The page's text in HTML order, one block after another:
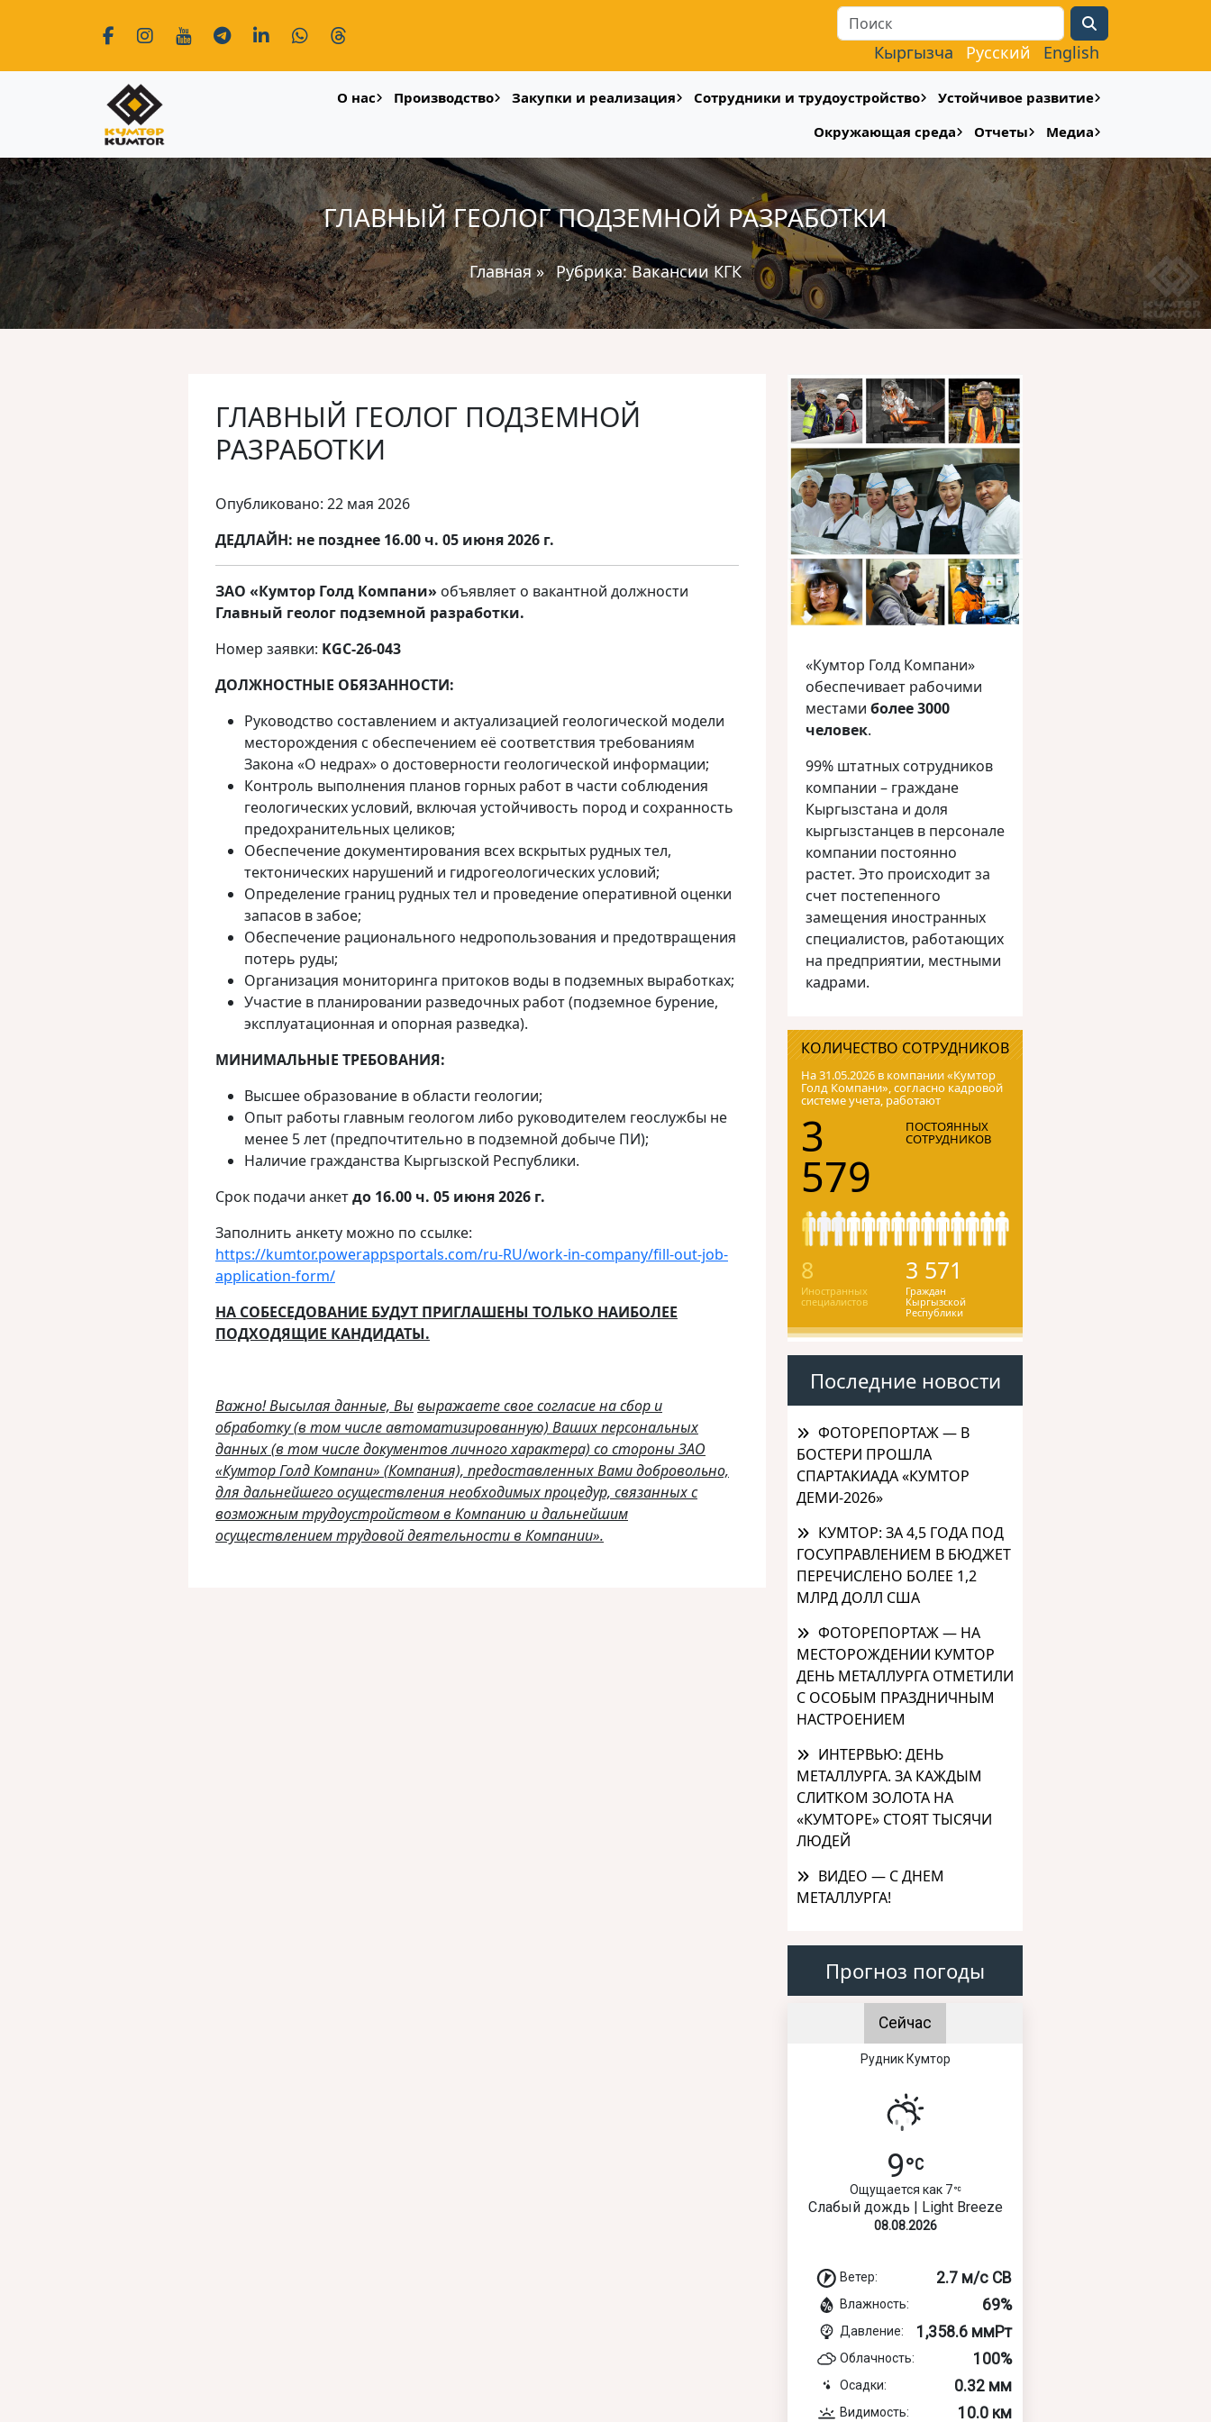
Search
Кыргызча Русский English
О нас Производство Закупки и реализация Сотрудники и трудоустройство
Устойчивое развитие
Окружающая среда
Отчеты Медиа
ГЛАВНЫЙ ГЕОЛОГ ПОДЗЕМНОЙ РАЗРАБОТКИ
Главная» Рубрика:Вакансии КГК
ГЛАВНЫЙ ГЕОЛОГ ПОДЗЕМНОЙ
РАЗРАБОТКИ
Опубликовано: 22 мая 2026
ДЕДЛАЙН: не позднее 16.00 ч. 05 июня 2026 г.
ЗАО «Кумтор Голд Компани» объявляет о вакантной должности
Главный геолог подземной разработки.
Номер заявки: KGC-26-043
ДОЛЖНОСТНЫЕ ОБЯЗАННОСТИ:
Руководство составлением и актуализацией геологической модели
месторождения с обеспечением её соответствия требованиям
Закона «О недрах» о достоверности геологической информации;
Контроль выполнения планов горных работ в части соблюдения
геологических условий, включая устойчивость пород и сохранность
предохранительных целиков;
Обеспечение документирования всех вскрытых рудных тел,
тектонических нарушений и гидрогеологических условий;
Определение границ рудных тел и проведение оперативной оценки
запасов в забое;
Обеспечение рационального недропользования и предотвращения
потерь руды;
Организация мониторинга притоков воды в подземных выработках;
Участие в планировании разведочных работ (подземное бурение,
эксплуатационная и опорная разведка).
МИНИМАЛЬНЫЕ ТРЕБОВАНИЯ:
Высшее образование в области геологии;
Опыт работы главным геологом либо руководителем геослужбы не
менее 5 лет (предпочтительно в подземной добыче ПИ);
Наличие гражданства Кыргызской Республики.
Срок подачи анкетдо 16.00 ч. 05 июня 2026 г.
Заполнить анкету можно по ссылке:
https://kumtor.powerappsportals.com/ru-RU/work-in-company/fill-out-job-
application-form/
НА СОБЕСЕДОВАНИЕ БУДУТ ПРИГЛАШЕНЫ ТОЛЬКО НАИБОЛЕЕ
ПОДХОДЯЩИЕ КАНДИДАТЫ.
Важно! Высылая данные, Вы выражаете свое согласие на сбор и
обработку (в том числе автоматизированную) Ваших персональных
данных (в том числе документов личного характера) со стороны ЗАО
«Кумтор Голд Компани» (Компания), предоставленных Вами добровольно,
для дальнейшего осуществления необходимых процедур, связанных с
возможным трудоустройством в Компанию и дальнейшим
осуществлением трудовой деятельности в Компании».
«Кумтор Голд Компани»
обеспечивает рабочими
местами более 3000
человек.
99% штатных сотрудников
компании – граждане
Кыргызстана и доля
кыргызстанцев в персонале
компании постоянно
растет. Это происходит за
счет постепенного
замещения иностранных
специалистов, работающих
на предприятии, местными
кадрами.
КОЛИЧЕСТВО СОТРУДНИКОВ
На 31.05.2026 в компании «Кумтор
Голд Компани», согласно кадровой
системе учета, работают
3
579
ПОСТОЯННЫХ
СОТРУДНИКОВ
8
Иностранных
специалистов
3 571
Граждан
Кыргызской
Республики
Последние новости
ФОТОРЕПОРТАЖ — В
БОСТЕРИ ПРОШЛА
СПАРТАКИАДА «КУМТОР
ДЕМИ-2026»
КУМТОР: ЗА 4,5 ГОДА ПОД
ГОСУПРАВЛЕНИЕМ В БЮДЖЕТ
ПЕРЕЧИСЛЕНО БОЛЕЕ 1,2
МЛРД ДОЛЛ США
ФОТОРЕПОРТАЖ — НА
МЕСТОРОЖДЕНИИ КУМТОР
ДЕНЬ МЕТАЛЛУРГА ОТМЕТИЛИ
С ОСОБЫМ ПРАЗДНИЧНЫМ
НАСТРОЕНИЕМ
ИНТЕРВЬЮ: ДЕНЬ
МЕТАЛЛУРГА. ЗА КАЖДЫМ
СЛИТКОМ ЗОЛОТА НА
«КУМТОРЕ» СТОЯТ ТЫСЯЧИ
ЛЮДЕЙ
ВИДЕО — С ДНЕМ
МЕТАЛЛУРГА!
Прогноз погоды
Сейчас
Рудник Кумтор
9
Ощущается как 7
Слабый дождь | Light Breeze
08.08.2026
Ветер: 2.7 м/с СВ
Влажность: 69%
Давление: 1,358.6 ммРт
Облачность: 100%
Осадки: 0.32 мм
Видимость: 10.0 км